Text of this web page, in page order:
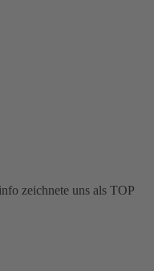
zeichnete uns als TOP